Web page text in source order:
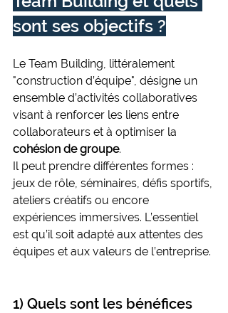
sont ses objectifs ?
Le Team Building, littéralement
"construction d’équipe", désigne un
ensemble d’activités collaboratives
visant à renforcer les liens entre
collaborateurs et à optimiser la
cohésion de groupe.
Il peut prendre différentes formes :
jeux de rôle, séminaires, défis sportifs,
ateliers créatifs ou encore
expériences immersives. L’essentiel
est qu’il soit adapté aux attentes des
équipes et aux valeurs de l’entreprise.
1) Quels sont les bénéfices